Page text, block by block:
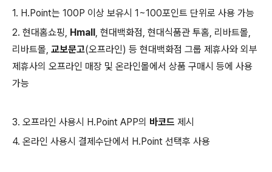
1. H.Point는 100P 이상 보유시 1~100포인트 단위로 사용 가능
2. 현대홈쇼핑, Hmall, 현대백화점, 현대식품관 투홈, 리바트몰,
리바트몰, 교보문고(오프라인) 등 현대백화점 그룹 제휴사와 외부
제휴사의 오프라인 매장 및 온라인몰에서 상품 구매시 등에 사용
가능
3. 오프라인 사용시 H.Point APP의 바코드 제시
4. 온라인 사용시 결제수단에서 H.Point 선택후 사용